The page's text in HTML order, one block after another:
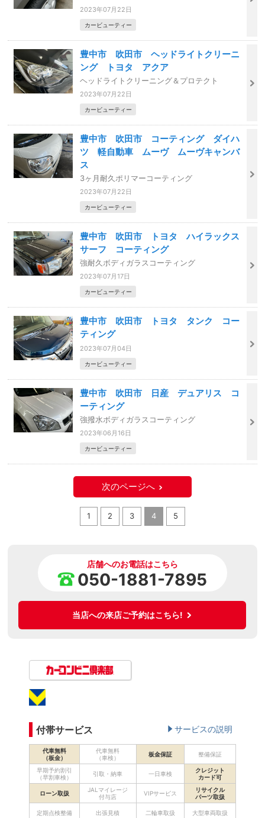
2023年07月22日
カービューティー
豊中市 吹田市 ヘッドライトクリーニ
ング トヨタ アクア
ヘッドライトクリーニング＆プロテクト
2023年07月22日
カービューティー
豊中市 吹田市 コーティング ダイハ
ツ 軽自動車 ムーヴ ムーヴキャンバ
ス
3ヶ月耐久ポリマーコーティング
2023年07月22日
カービューティー
豊中市 吹田市 トヨタ ハイラックス
サーフ コーティング
強耐久ボディガラスコーティング
2023年07月17日
カービューティー
豊中市 吹田市 トヨタ タンク コー
ティング
2023年07月04日
カービューティー
豊中市 吹田市 日産 デュアリス コ
ーティング
強撥水ボディガラスコーティング
2023年06月16日
カービューティー
次のページへ
1 2 3 4 5
店舗へのお電話はこちら
050-1881-7895
当店への来店ご予約はこちら!
付帯サービス サービスの説明
代車無料
（板金）
代車無料
（車検）
板金保証 整備保証
早期予約割引
（早割車検）
引取・納車 一日車検
クレジット
カード可
ローン取扱
JALマイレージ
付与店
VIPサービス
リサイクル
パーツ取扱
定期点検整備 出張見積 二輪車取扱 大型車両取扱